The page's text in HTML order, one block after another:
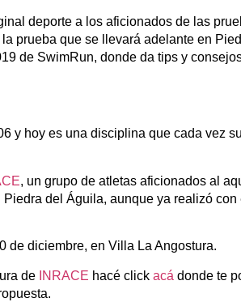
deporte a los aficionados de las
prueba que se llevará adelante en
de SwimRun, donde da tips y
y hoy es una disciplina que cada vez
, un grupo de atletas aficionados al
del Águila, aunque ya realizó
de diciembre, en Villa La Angostura.
de INRACE hacé click acá donde te